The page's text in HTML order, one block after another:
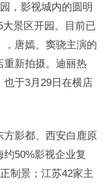
，影视城内的圆明
景区开园。目前已
唐嫣、窦骁主演的
重新拍摄。迪丽热
也于3月29日在横店
影都、西安白鹿原
50%影视企业复
制景；江苏42家主